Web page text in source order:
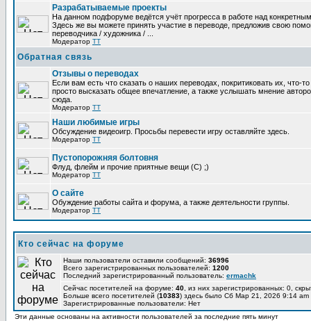
Разрабатываемые проекты
На данном подфоруме ведётся учёт прогресса в работе над
Здесь же вы можете принять участие в переводе, предложив свою
переводчика / художника / ...
Модератор TT
Обратная связь
Отзывы о переводах
Если вам есть что сказать о наших переводах, покритиковать их, что-
просто высказать общее впечатление, а также услышать мнение
сюда.
Модератор TT
Наши любимые игры
Обсуждение видеоигр. Просьбы перевести игру оставляйте здесь.
Модератор TT
Пустопорожняя болтовня
Флуд, флейм и прочие приятные вещи (C) ;)
Модератор TT
О сайте
Обуждение работы сайта и форума, а также деятельности группы.
Модератор TT
Кто сейчас на форуме
Наши пользователи оставили сообщений: 36996
Всего зарегистрированных пользователей: 1200
Последний зарегистрированный пользователь: ermachk
Сейчас посетителей на форуме: 40 , из них зарегистрированных: 0,
Больше всего посетителей (10383) здесь было Сб Мар 21, 2026 9:14 am
Зарегистрированные пользователи: Нет
Эти данные основаны на активности пользователей за последние пять минут